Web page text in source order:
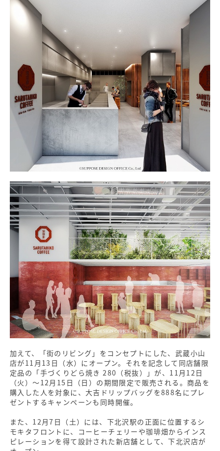
加えて、「街のリビング」をコンセプトにした、武蔵小山
店が11月13日（水）にオープン。それを記念して同店舗限
定品の「手づくりどら焼き 280（税抜）」が、11月12日
（火）～12月15日（日）の期間限定で販売される。商品を
購入した人を対象に、大吉ドリップバッグを888名にプレ
ゼントするキャンペーンも同時開催。
また、12月7日（土）には、下北沢駅の正面に位置するシ
モキタフロントに、コーヒーチェリーや珈琲畑からインス
ピレーションを得て設計された新店舗として、下北沢店が